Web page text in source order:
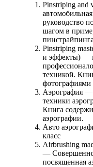
Pinstriping and
руководство
шагом в
Pinstriping
и эффекты) —
техникой.
Аэрография
техники
Книга
аэрографии.
Авто
класс
Airbrushing
— Совершенно
посвященная